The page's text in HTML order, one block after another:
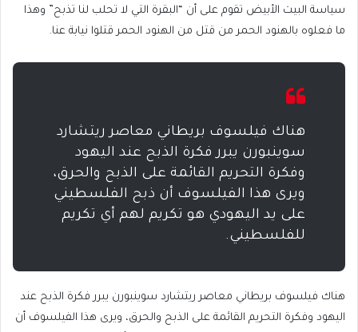
سياسة البيت الأبيض تقوم على أن “البقرة التي لا تحلب لنا تذبح” وهذا
ما فعلوه بالهنود الحمر من قتل من الهنود الحمر قتلوا نيابة عنا.
هناك فيلسوف بريطاني معاصر ريتشارد
سوينبورن يبرر فكرة الذبح عند اليهود
وفكرة التحريم القائمة على الذبح والحرق،
ويرى هذا الفيلسوف أن ذبح الفلسطيني
على يد اليهودي هو تكريم لهم أي تكريم
للفلسطيني.
هناك فيلسوف بريطاني معاصر ريتشارد سوينبورن يبرر فكرة الذبح عند
اليهود وفكرة التحريم القائمة على الذبح والحرق، ويرى هذا الفيلسوف أن